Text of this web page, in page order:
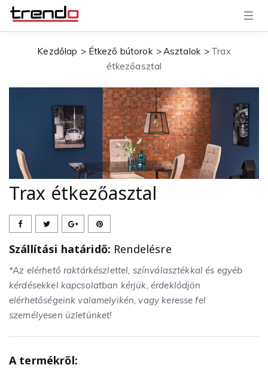
T
g
v
g
a
n
Kezdőlap Étkező bútorok Asztalok
Trax
étkezőasztal
Trax étkezőasztal
Szállítási határidő: Rendelésre
*Az elérhető raktárkészlettel, színválasztékkal és egyéb
kérdésekkel kapcsolatban kérjük, érdeklődjön
elérhetőségeink valamelyikén, vagy keresse fel
személyesen üzletünket!
A termékről: